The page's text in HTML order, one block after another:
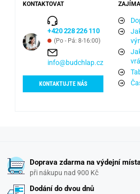
KONTAKTOVAT
+420 228 226 110
(Po - Pá: 8-16:00)
info@budchlap.cz
KONTAKTUJTE NÁS
Doprava zdarma na výdejní
při nákupu nad 900 Kč
Dodání do dvou dnů